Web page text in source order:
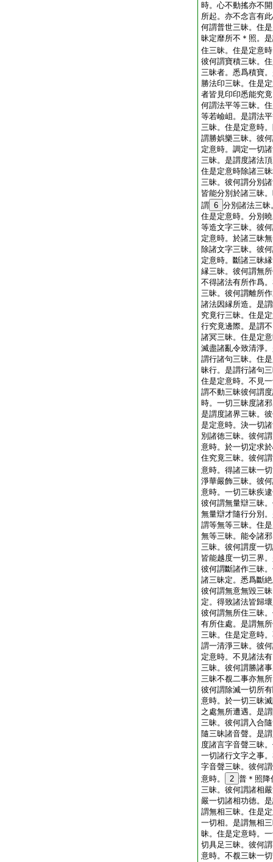
時。心不動搖亦不
所起。亦不念言有
何謂普世三昧。住
昧定靡所不＊照。
住三昧。住是定意
彼何謂寶積三昧。
三昧者。悉爲積寶
勝法印三昧。住是
者皆見印印悉能究
何謂法平等三昧。
等若嶮岨。是謂法
三昧。住是定意時
謂勝娯樂三昧。彼
定意時。調定一切
三昧。是謂度諸法
住是定意時除諸三
三昧。彼何謂分別
皆能分別於諸三昧
謂 6 分別諸法三昧
住是定意時。分別
等造文字三昧。彼
定意時。於諸三昧
除諸文字三昧。彼
定意時。斷諸三昧
縁三昧。彼何謂無
不得諸法有所作爲
三昧。彼何謂離所
諸法因縁所造。是
究竟行三昧。住是
行究竟邊際。是謂
諸冥三昧。住是定
滅盡諸亂令致清淨
謂行諸句三昧。住
昧行。是謂行諸句
住是定意時。不見
謂不動三昧彼何謂
時。一切三昧度諸
是謂度諸界三昧。
是定意時。決一切
別諸徳三昧。彼何
意時。於一切定求
住究竟三昧。彼何
意時。得諸三昧一
淨華嚴飾三昧。彼
意時。一切三昧疾
彼何謂無量辯三昧
無量辯才隨行分別
謂等無等三昧。住
無等三昧。能令諸
三昧。彼何謂度一
皆能越度一切三界
彼何謂斷諸作三昧
諸三昧定。悉爲斷
彼何謂無意無毀三
定。得致諸法皆歸
彼何謂無所住三昧
有所住處。是謂無
三昧。住是定意時
謂一清淨三昧。彼
定意時。不見諸法
三昧。彼何謂勝諸
三昧不覩二事亦無
彼何謂除滅一切所
意時。於一切三昧
之處無所遭遇。是
三昧。彼何謂入合
隨三昧諸音聲。是
度諸言字音聲三昧
一切諸行文字之事
字音聲三昧。彼何
意時。
2 普＊照降
三昧。彼何謂諸相
嚴一切諸相功徳。
謂無相三昧。住是
一切相。是謂無相
昧。住是定意時。
切具足三昧。彼何
意時。不覩三昧一